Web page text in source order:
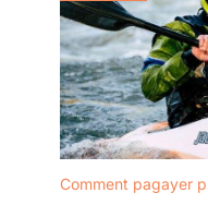
Comment pagayer